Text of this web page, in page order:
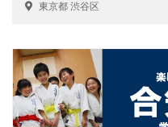
東京都 渋谷区